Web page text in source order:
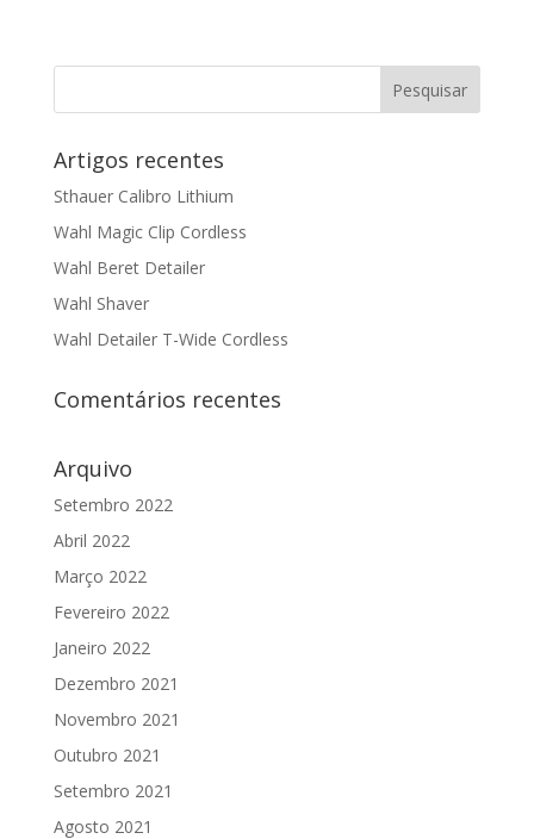
Artigos recentes
Sthauer Calibro Lithium
Wahl Magic Clip Cordless
Wahl Beret Detailer
Wahl Shaver
Wahl Detailer T-Wide Cordless
Comentários recentes
Arquivo
Setembro 2022
Abril 2022
Março 2022
Fevereiro 2022
Janeiro 2022
Dezembro 2021
Novembro 2021
Outubro 2021
Setembro 2021
Agosto 2021